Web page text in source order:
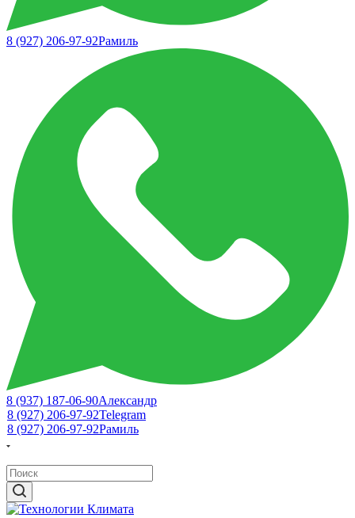
8 (927) 206-97-92Рамиль
8 (937) 187-06-90Александр
8 (927) 206-97-92Telegram
8 (927) 206-97-92Рамиль